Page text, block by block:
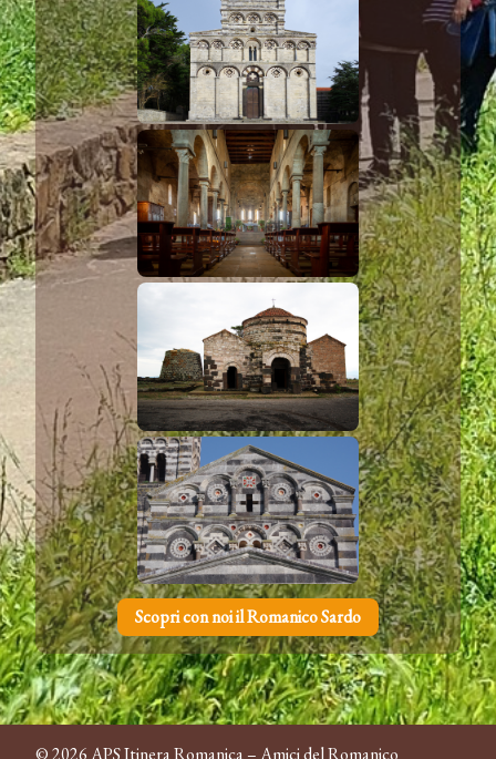
Scopri con noi il Romanico Sardo
© 2026 APS Itinera Romanica – Amici del Romanico